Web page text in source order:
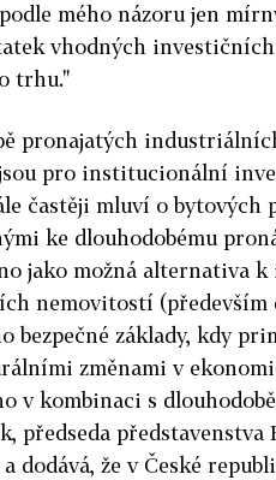
mého názoru jen
vhodných
trhu."
pronajatých
pro institucionální
častěji mluví o bytových
ke dlouhodobému
jako možná alternativa
nemovitostí (především
bezpečné základy, kdy
změnami v
v kombinaci s
předseda
dodává, že v České